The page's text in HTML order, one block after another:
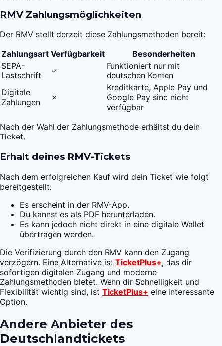
RMV Zahlungsmöglichkeiten
Der RMV stellt derzeit diese Zahlungsmethoden bereit:
Zahlungsart Verfügbarkeit
Besonderheiten
SEPA-
Lastschrift
✓
Funktioniert nur mit
deutschen Konten
Digitale
Zahlungen
✗
Kreditkarte, Apple Pay und
Google Pay sind nicht
verfügbar
Nach der Wahl der Zahlungsmethode erhältst du dein
Ticket.
Erhalt deines RMV-Tickets
Nach dem erfolgreichen Kauf wird dein Ticket wie folgt
bereitgestellt:
Es erscheint in der RMV-App.
Du kannst es als PDF herunterladen.
Es kann jedoch nicht direkt in eine digitale Wallet
übertragen werden.
Die Verifizierung durch den RMV kann den Zugang
verzögern. Eine Alternative ist TicketPlus+, das dir
sofortigen digitalen Zugang und moderne
Zahlungsmethoden bietet. Wenn dir Schnelligkeit und
Flexibilität wichtig sind, ist TicketPlus+ eine interessante
Option.
Andere Anbieter des
Deutschlandtickets